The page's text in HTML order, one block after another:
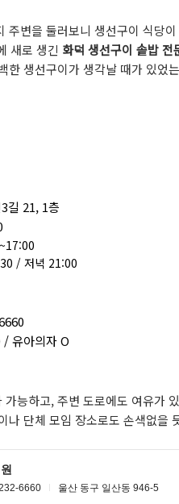
주변을 둘러보니 생선구이 식당
새로 생긴 화덕 생선구이 솥밥 전
한 생선구이가 생각날 때가 있었
길 21, 1층
/ 저녁 21:00
/ 유아의자 O
능하고, 주변 도로에도 여유가
나 단체 모임 장소로도 손색없을